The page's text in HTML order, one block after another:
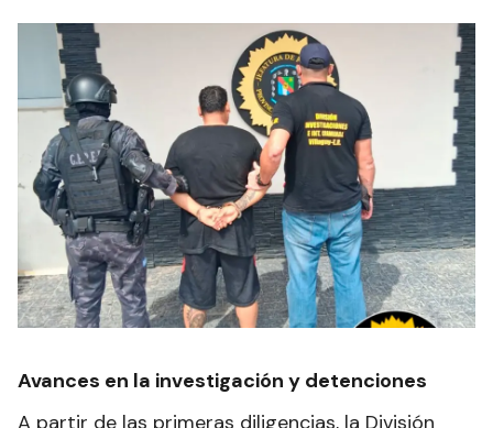
Avances en la investigación y detenciones
A partir de las primeras diligencias, la División